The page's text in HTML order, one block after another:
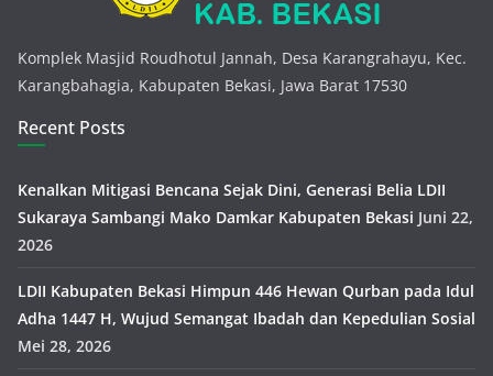
Komplek Masjid Roudhotul Jannah, Desa Karangrahayu, Kec.
Karangbahagia, Kabupaten Bekasi, Jawa Barat 17530
Recent Posts
Kenalkan Mitigasi Bencana Sejak Dini, Generasi Belia LDII
Sukaraya Sambangi Mako Damkar Kabupaten Bekasi Juni 22,
2026
LDII Kabupaten Bekasi Himpun 446 Hewan Qurban pada Idul
Adha 1447 H, Wujud Semangat Ibadah dan Kepedulian Sosial
Mei 28, 2026